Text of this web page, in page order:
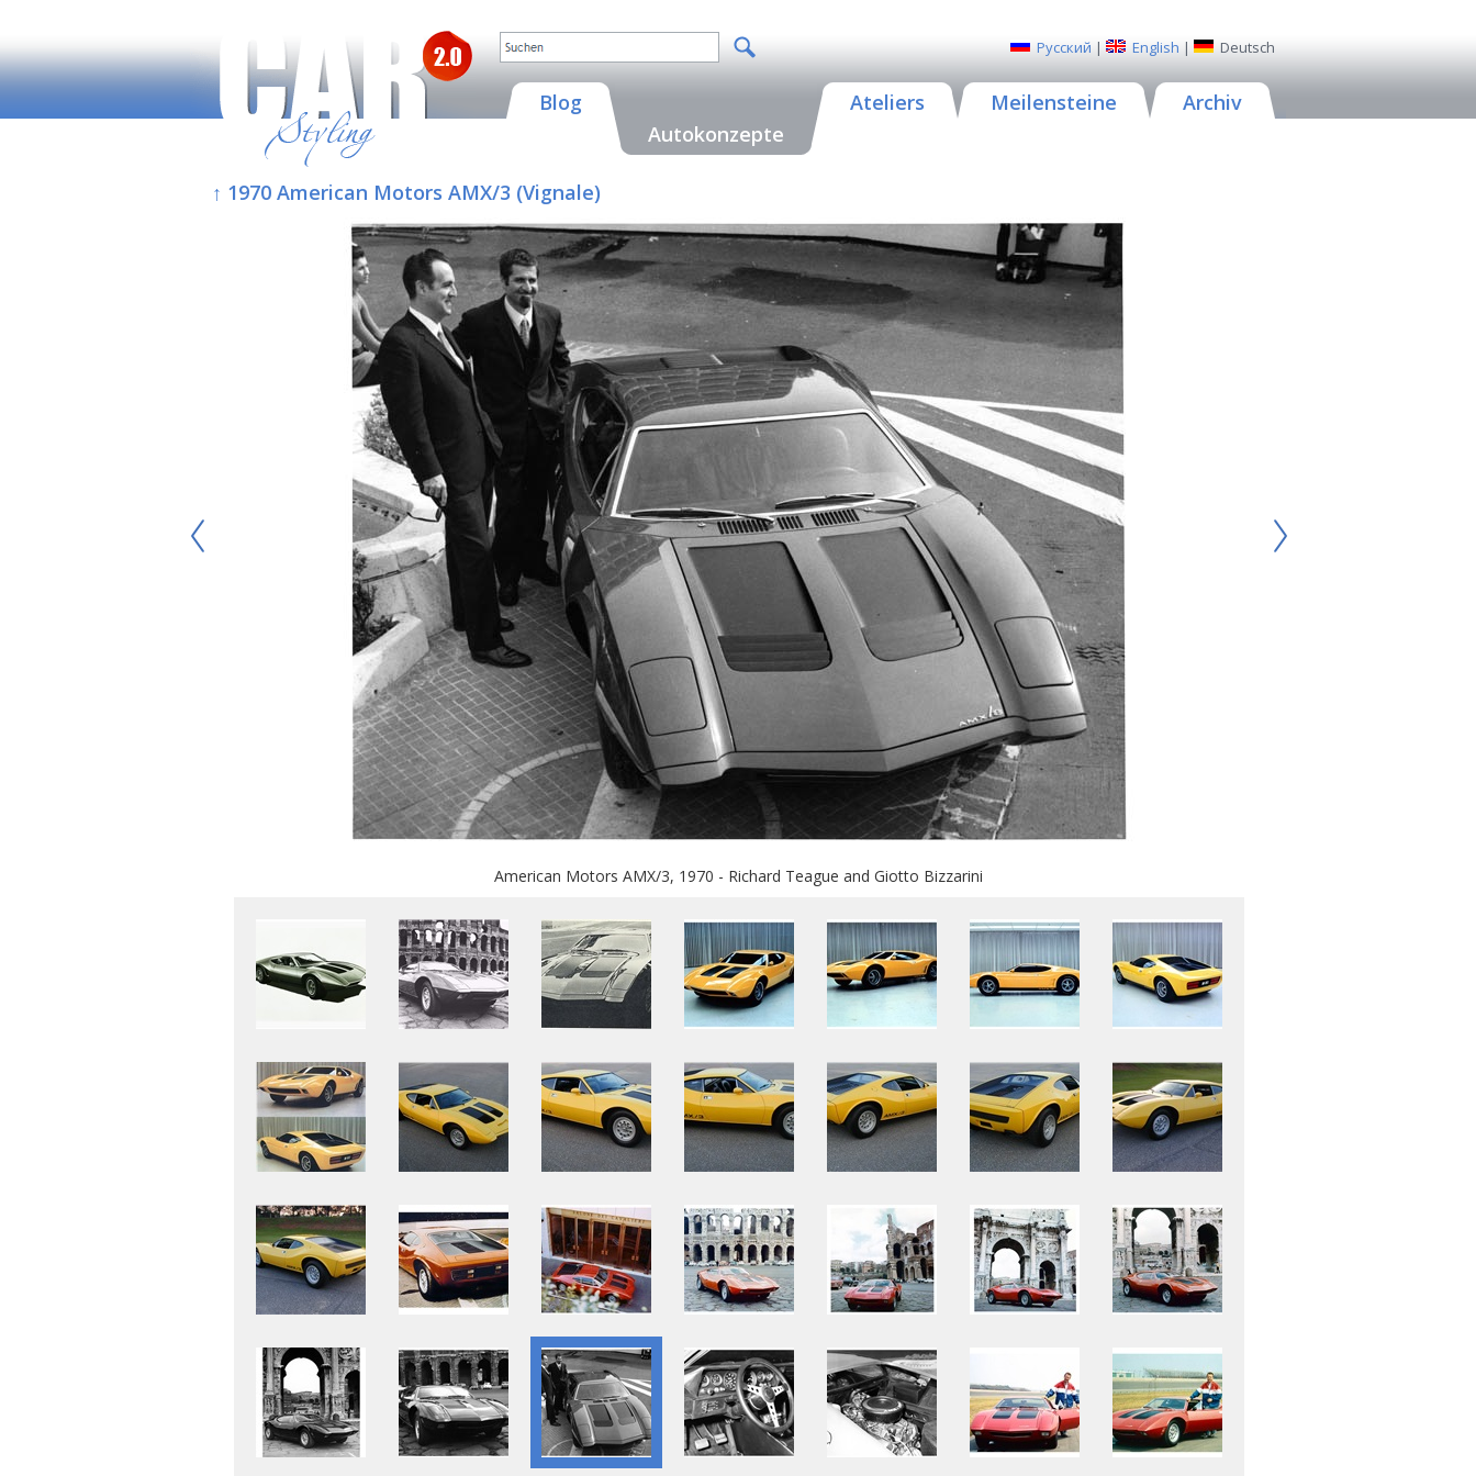
Русский | English | Deutsch
Blog
Autokonzepte
Ateliers Meilensteine Archiv
↑ 1970 American Motors AMX/3 (Vignale)
American Motors AMX/3, 1970 - Richard Teague and Giotto Bizzarini